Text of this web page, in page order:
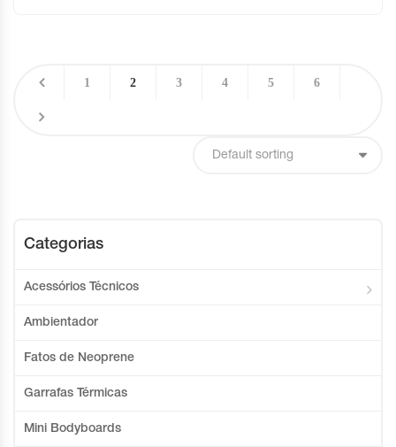
1 2 3 4 5 6
Categorias
Acessórios Técnicos
Ambientador
Fatos de Neoprene
Garrafas Térmicas
Mini Bodyboards